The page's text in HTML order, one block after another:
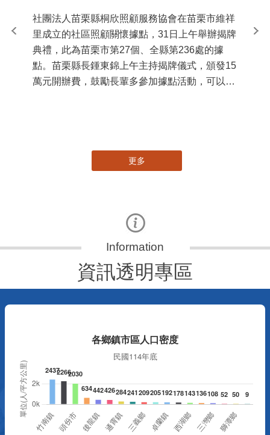
社團法人苗栗縣桐欣照顧服務協會在苗栗市維祥
里成立的社區照顧關懷據點，31日上午舉辦揭牌
典禮，此為苗栗市第27個、全縣第236處的據
點。苗栗縣長鍾東錦上午主持揭牌儀式，頒發15
萬元開辦費，鼓勵長輩多參加據點活動，可以更
苗
更多
資訊透明專區